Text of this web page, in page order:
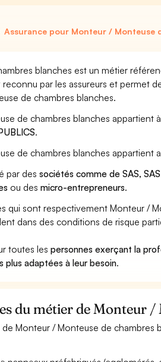
Assurance pour Monteur / Monteuse
blanches est un métier
reconnu par les assureurs et permet
de chambres blanches.
de chambres blanches appartient
.
de chambres blanches appartient
par dessociétés comme de SAS,
ou desmicro-entrepreneurs.
qui sont respectivement Monteur /
dans des conditions de risque
toutes lespersonnes exerçant la
plus adaptées à leur besoin.
du métier de Monteur /
Monteur / Monteuse de chambres